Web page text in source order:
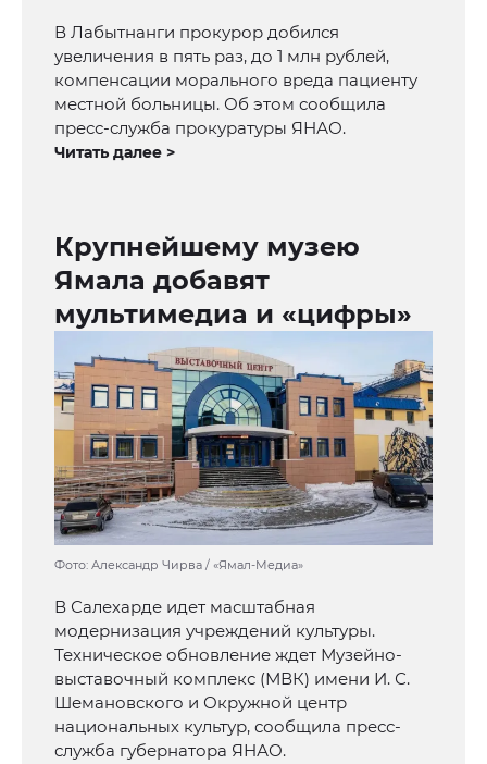
В Лабытнанги прокурор добился
увеличения в пять раз, до 1 млн рублей,
компенсации морального вреда пациенту
местной больницы. Об этом сообщила
пресс-служба прокуратуры ЯНАО.
Читать далее >
Крупнейшему музею
Ямала добавят
мультимедиа и «цифры»
Фото: Александр Чирва / «Ямал-Медиа»
В Салехарде идет масштабная
модернизация учреждений культуры.
Техническое обновление ждет Музейно-
выставочный комплекс (МВК) имени И. С.
Шемановского и Окружной центр
национальных культур, сообщила пресс-
служба губернатора ЯНАО.